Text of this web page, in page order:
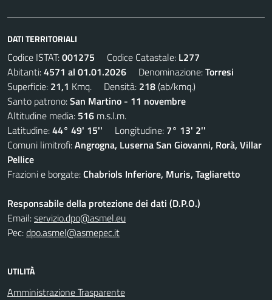
DATI TERRITORIALI
Codice ISTAT:001275 Codice Catastale: L277
Abitanti:4571 al 01.01.2026 Denominazione:Torresi
Superficie: 21,1 Kmq. Densità: 218(ab/kmq.)
Santo patrono:San Martino - 11 novembre
Altitudine media: 516 m.s.l.m.
Latitudine:44° 49' 15'' Longitudine: 7° 13' 2''
Comuni limitrofi:Angrogna, Luserna San Giovanni, Rorà, Villar
Pellice
Frazioni e borgate:Chabriols Inferiore, Muris, Tagliaretto
Responsabile della protezione dei dati (D.P.O.)
Email:servizio.dpo@asmel.eu
Pec:dpo.asmel@asmepec.it
UTILITÀ
Amministrazione Trasparente